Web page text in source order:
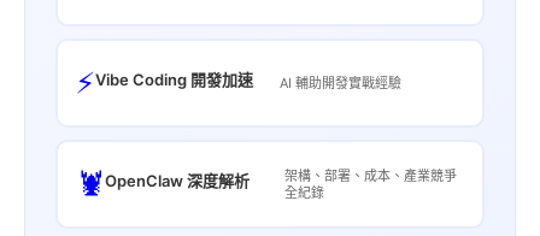
⚡Vibe Coding 開發加速 AI 輔助開發實戰經驗
🦞OpenClaw 深度解析
架構、部署、成本、產業競爭
全紀錄